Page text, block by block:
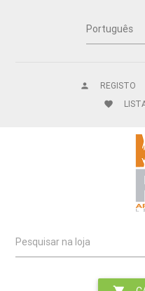
REGISTO
person
favorite
Pesquisar na loja